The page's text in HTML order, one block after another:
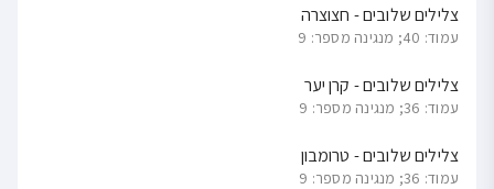
צלילים שלובים - חצוצרה
עמוד: 40; מנגינה מספר: 9
צלילים שלובים - קרן יער
עמוד: 36; מנגינה מספר: 9
צלילים שלובים - טרומבון
עמוד: 36; מנגינה מספר: 9